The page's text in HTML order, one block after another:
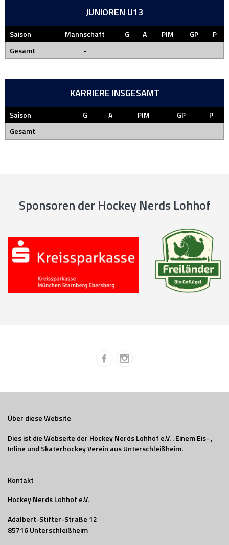
JUNIOREN U13
Saison Mannschaft G A PIM GP
P
Gesamt
-
KARRIERE INSGESAMT
Saison G A PIM GP
P
Gesamt
Sponsoren der Hockey Nerds Lohhof
Über diese Website
Dies ist die Webseite der Hockey Nerds Lohhof e.V. . Einem Eis- ,
Inline und Skaterhockey Verein aus Unterschleißheim.
Kontakt
Hockey Nerds Lohhof e.V.
Adalbert-Stifter-Straße 12
85716 Unterschleißheim